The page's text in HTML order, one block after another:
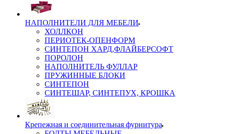
НАПОЛНИТЕЛИ ДЛЯ МЕБЕЛИ
ХОЛЛКОН
ПЕРИОТЕК-ОПЕНФОРМ
СИНТЕПОН ХАРД,ФЛАЙБЕРСОФТ
ПОРОЛОН
НАПОЛНИТЕЛЬ ФУЛЛАР
ПРУЖИННЫЕ БЛОКИ
СИНТЕПОН
СИНТЕШАР, СИНТЕПУХ, КРОШКА
Крепежная и соединительная фурнитура